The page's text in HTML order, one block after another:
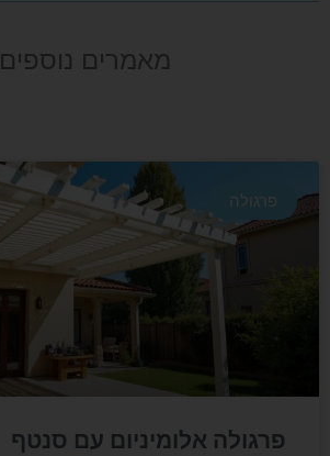
מאמרים נוספים
פרגולה
פרגולה אלומיניום עם סנטף